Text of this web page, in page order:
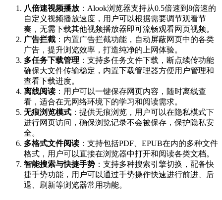
八倍速视频播放 ：Alook浏览器支持从0.5倍速到8倍速的
自定义视频播放速度，用户可以根据需要调节观看节
奏，无需下载其他视频播放器即可流畅观看网页视频。
广告拦截 ：内置广告拦截功能，自动屏蔽网页中的各类
广告，提升浏览效率，打造纯净的上网体验。
多任务下载管理 ：支持多任务文件下载，断点续传功能
确保大文件传输稳定，内置下载管理器方便用户管理和
查看下载进度。
离线阅读 ：用户可以一键保存网页内容，随时离线查
看，适合在无网络环境下的学习和阅读需求。
无痕浏览模式 ：提供无痕浏览，用户可以在隐私模式下
进行网页访问，确保浏览记录不会被保存，保护隐私安
全。
多格式文件阅读 ：支持包括PDF、EPUB在内的多种文件
格式，用户可以直接在浏览器中打开和阅读各类文档。
智能搜索与快捷手势 ：支持多种搜索引擎切换，配备快
捷手势功能，用户可以通过手势操作快速进行前进、后
退、刷新等浏览器常用功能。